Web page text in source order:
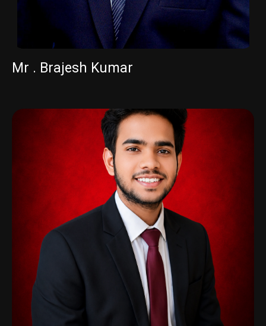
Mr . Brajesh Kumar